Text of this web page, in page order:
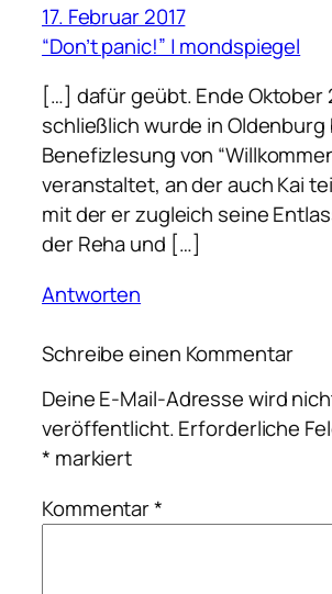
17. Februar 2017
“Don’t panic!” | mondspiegel
[…] dafür geübt. Ende Oktober
schließlich wurde in Oldenburg
Benefizlesung von
veranstaltet, an der auch Kai
mit der er zugleich seine
der Reha und […]
Antworten
Schreibe einen Kommentar
Deine E-Mail-Adresse wird
veröffentlicht.Erforderliche
* markiert
Kommentar*